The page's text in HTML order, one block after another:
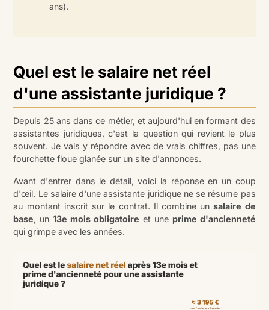
ans).
Quel est le salaire net réel
d'une assistante juridique ?
Depuis 25 ans dans ce métier, et aujourd'hui en formant des
assistantes juridiques, c'est la question qui revient le plus
souvent. Je vais y répondre avec de vrais chiffres, pas une
fourchette floue glanée sur un site d'annonces.
Avant d'entrer dans le détail, voici la réponse en un coup
d'œil. Le salaire d'une assistante juridique ne se résume pas
au montant inscrit sur le contrat. Il combine unsalaire de
base, un13e mois obligatoire et une prime d'ancienneté
qui grimpe avec les années.